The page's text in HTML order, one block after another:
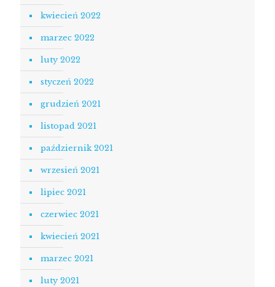
kwiecień 2022
marzec 2022
luty 2022
styczeń 2022
grudzień 2021
listopad 2021
październik 2021
wrzesień 2021
lipiec 2021
czerwiec 2021
kwiecień 2021
marzec 2021
luty 2021